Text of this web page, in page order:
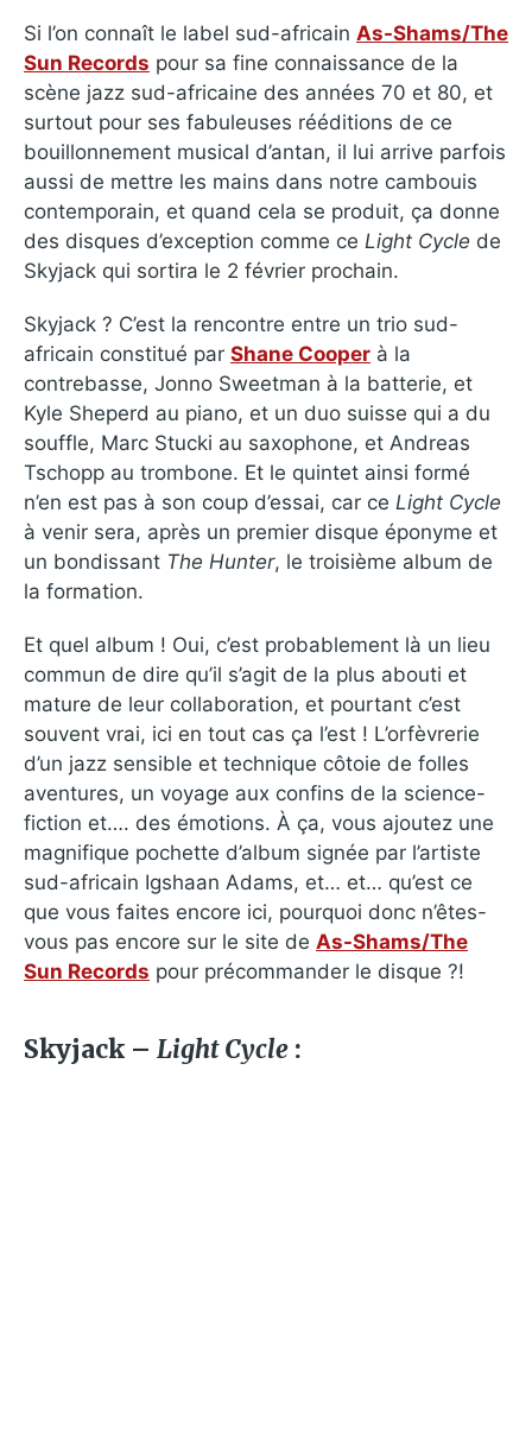
Si l’on connaît le label sud-africain As-Shams/The
Sun Records pour sa fine connaissance de la
scène jazz sud-africaine des années 70 et 80, et
surtout pour ses fabuleuses rééditions de ce
bouillonnement musical d’antan, il lui arrive parfois
aussi de mettre les mains dans notre cambouis
contemporain, et quand cela se produit, ça donne
des disques d’exception comme ce Light Cycle de
Skyjack qui sortira le 2 février prochain.
Skyjack ? C’est la rencontre entre un trio sud-
africain constitué par Shane Cooper à la
contrebasse, Jonno Sweetman à la batterie, et
Kyle Sheperd au piano, et un duo suisse qui a du
souffle, Marc Stucki au saxophone, et Andreas
Tschopp au trombone. Et le quintet ainsi formé
n’en est pas à son coup d’essai, car ce Light Cycle
à venir sera, après un premier disque éponyme et
un bondissant The Hunter, le troisième album de
la formation.
Et quel album ! Oui, c’est probablement là un lieu
commun de dire qu’il s’agit de la plus abouti et
mature de leur collaboration, et pourtant c’est
souvent vrai, ici en tout cas ça l’est ! L’orfèvrerie
d’un jazz sensible et technique côtoie de folles
aventures, un voyage aux confins de la science-
fiction et…. des émotions. À ça, vous ajoutez une
magnifique pochette d’album signée par l’artiste
sud-africain Igshaan Adams, et… et… qu’est ce
que vous faites encore ici, pourquoi donc n’êtes-
vous pas encore sur le site de As-Shams/The
Sun Records pour précommander le disque ?!
Skyjack – Light Cycle :